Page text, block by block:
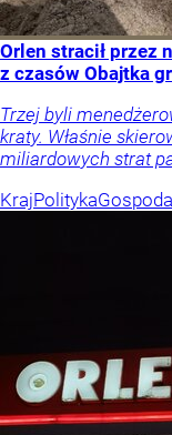
Orlen stracił przez
z czasów Obajtka
Trzej byli
kraty. Właśnie
miliardowych strat
KrajPolityka